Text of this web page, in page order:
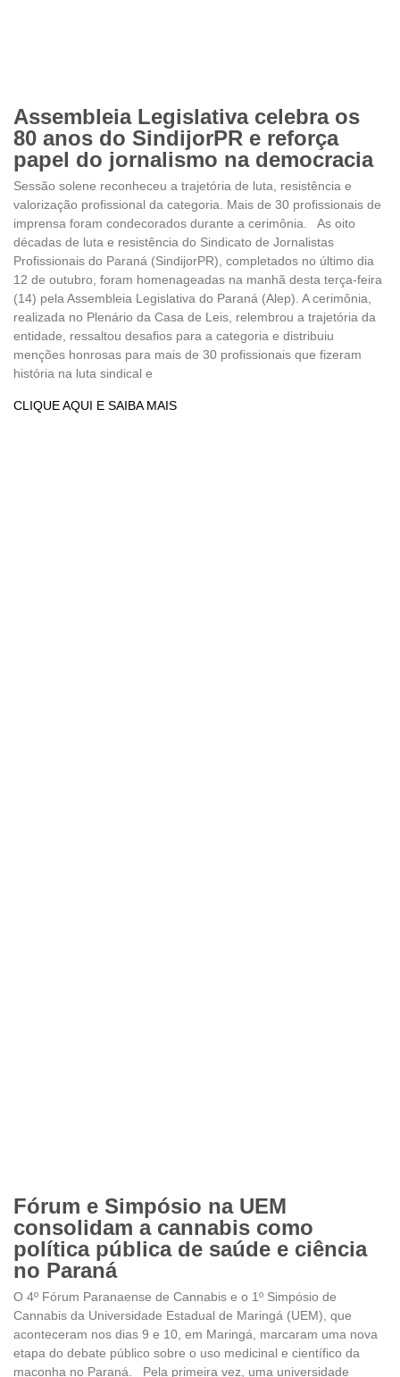
Assembleia Legislativa celebra os
80 anos do SindijorPR e reforça
papel do jornalismo na democracia
Sessão solene reconheceu a trajetória de luta, resistência e
valorização profissional da categoria. Mais de 30 profissionais de
imprensa foram condecorados durante a cerimônia. As oito
décadas de luta e resistência do Sindicato de Jornalistas
Profissionais do Paraná (SindijorPR), completados no último dia
12 de outubro, foram homenageadas na manhã desta terça-feira
(14) pela Assembleia Legislativa do Paraná (Alep). A cerimônia,
realizada no Plenário da Casa de Leis, relembrou a trajetória da
entidade, ressaltou desafios para a categoria e distribuiu
menções honrosas para mais de 30 profissionais que fizeram
história na luta sindical e
CLIQUE AQUI E SAIBA MAIS
Fórum e Simpósio na UEM
consolidam a cannabis como
política pública de saúde e ciência
no Paraná
O 4º Fórum Paranaense de Cannabis e o 1º Simpósio de
Cannabis da Universidade Estadual de Maringá (UEM), que
aconteceram nos dias 9 e 10, em Maringá, marcaram uma nova
etapa do debate público sobre o uso medicinal e científico da
maconha no Paraná. Pela primeira vez, uma universidade